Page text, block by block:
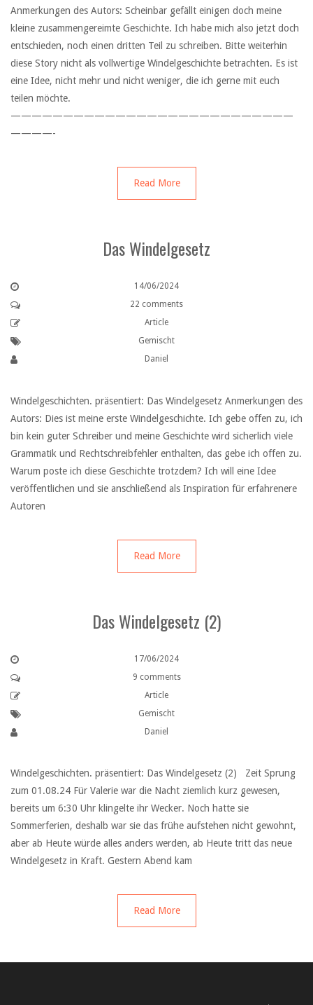
Anmerkungen des Autors: Scheinbar gefällt einigen doch meine
kleine zusammengereimte Geschichte. Ich habe mich also jetzt doch
entschieden, noch einen dritten Teil zu schreiben. Bitte weiterhin
diese Story nicht als vollwertige Windelgeschichte betrachten. Es ist
eine Idee, nicht mehr und nicht weniger, die ich gerne mit euch
teilen möchte.
———————————————————————————
————-
Read More
Das Windelgesetz
14/06/2024
22 comments
Article
Gemischt
Daniel
Windelgeschichten. präsentiert: Das Windelgesetz Anmerkungen des
Autors: Dies ist meine erste Windelgeschichte. Ich gebe offen zu, ich
bin kein guter Schreiber und meine Geschichte wird sicherlich viele
Grammatik und Rechtschreibfehler enthalten, das gebe ich offen zu.
Warum poste ich diese Geschichte trotzdem? Ich will eine Idee
veröffentlichen und sie anschließend als Inspiration für erfahrenere
Autoren
Read More
Das Windelgesetz (2)
17/06/2024
9 comments
Article
Gemischt
Daniel
Windelgeschichten. präsentiert: Das Windelgesetz (2) Zeit Sprung
zum 01.08.24 Für Valerie war die Nacht ziemlich kurz gewesen,
bereits um 6:30 Uhr klingelte ihr Wecker. Noch hatte sie
Sommerferien, deshalb war sie das frühe aufstehen nicht gewohnt,
aber ab Heute würde alles anders werden, ab Heute tritt das neue
Windelgesetz in Kraft. Gestern Abend kam
Read More